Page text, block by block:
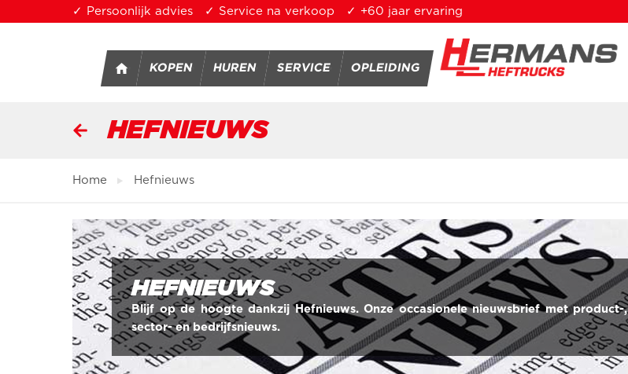
Overslaan en naar de inhoud gaan
✓ Persoonlijk advies ✓ Service na verkoop ✓ +60 jaar ervaring
KOPEN HUREN SERVICE OPLEIDING
HEFNIEUWS
U bent hier
Home Hefnieuws
HEFNIEUWS
Blijf op de hoogte dankzij Hefnieuws. Onze occasionele nieuwsbrief met product-,
sector- en bedrijfsnieuws.